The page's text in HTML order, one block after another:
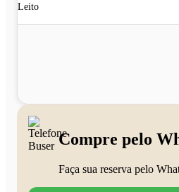
Leito
Compre pelo
Faça sua reserva pelo